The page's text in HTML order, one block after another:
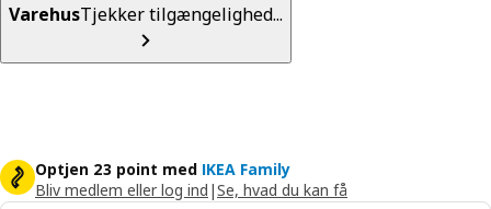
VarehusTjekker tilgængelighed...
Optjen 23 point med IKEA Family
Bliv medlem eller log ind |Se, hvad du kan få